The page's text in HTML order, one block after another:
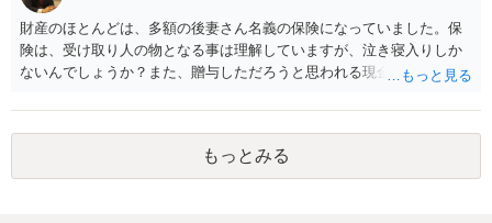
は低いと考えられます。 以上、ご参考になさってください。
財産のほとんどは、多額の後妻さん名義の保険になっていました。保
険は、受け取り人の物となる事は理解していますが、泣き寝入りしか
ないんでしょうか？また、贈与しただろうと思われる現金の引き出し
うか？ 保険は原則として受取人のものですが、遺産全体での保険金
の割合が高い場合、掛け金が一括払いで、保険金が掛け金の額と同様
の額の場合などは特別受益として遺留分の対象となる可能性がありま
す。 多額の現金の引き出しは、相手に渡ったかどうか、そのとき父
もっとみる